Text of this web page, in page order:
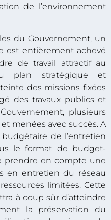
de l’environnement
du Gouvernement, un
est entièrement achevé
de travail attractif au
plan stratégique et
des missions fixées
des travaux publics et
plusieurs
menées avec succès. A
budgétaire de l’entretien
le format de budget-
prendre en compte une
en entretien du réseau
limitées. Cette
à coup sûr d’atteindre
la préservation du